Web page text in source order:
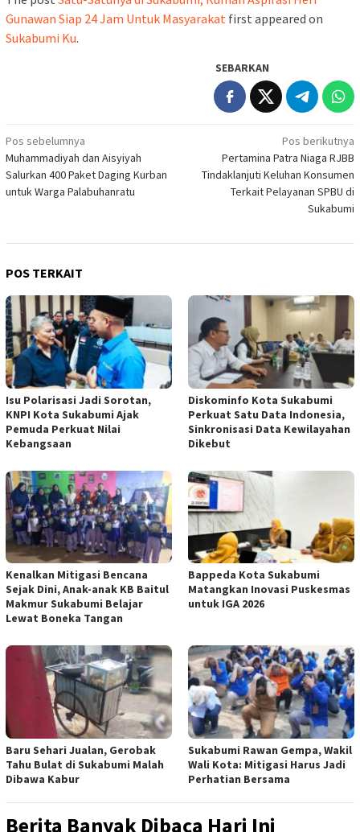
Gunawan Siap 24 Jam Untuk Masyarakat first appeared on
Sukabumi Ku.
SEBARKAN
Navigasi
pos
Pos sebelumnya
Muhammadiyah dan Aisyiyah
Salurkan 400 Paket Daging Kurban
untuk Warga Palabuhanratu
Pos berikutnya
Pertamina Patra Niaga RJBB
Tindaklanjuti Keluhan Konsumen
Terkait Pelayanan SPBU di
Sukabumi
POS TERKAIT
Isu Polarisasi Jadi Sorotan,
KNPI Kota Sukabumi Ajak
Pemuda Perkuat Nilai
Kebangsaan
Diskominfo Kota Sukabumi
Perkuat Satu Data Indonesia,
Sinkronisasi Data Kewilayahan
Dikebut
Kenalkan Mitigasi Bencana
Sejak Dini, Anak-anak KB Baitul
Makmur Sukabumi Belajar
Lewat Boneka Tangan
Bappeda Kota Sukabumi
Matangkan Inovasi Puskesmas
untuk IGA 2026
Baru Sehari Jualan, Gerobak
Tahu Bulat di Sukabumi Malah
Dibawa Kabur
Sukabumi Rawan Gempa, Wakil
Wali Kota: Mitigasi Harus Jadi
Perhatian Bersama
Berita Banyak Dibaca Hari Ini